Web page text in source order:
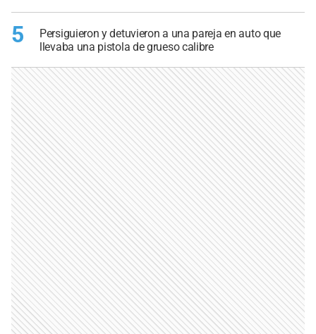
5
Persiguieron y detuvieron a una pareja en auto que
llevaba una pistola de grueso calibre